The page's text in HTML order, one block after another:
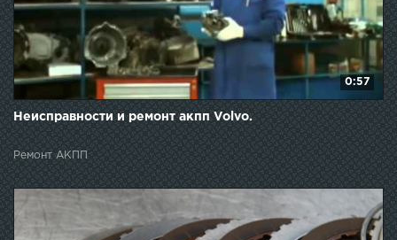
0:57
Неисправности и ремонт акпп Volvo.
Ремонт АКПП